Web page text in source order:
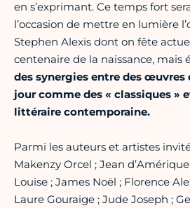
en s’exprimant. Ce temps fort
l’occasion de mettre en lumière
Stephen Alexis dont on fête
centenaire de la naissance, mais
des synergies entre des œuvres
jour comme des « classiques »
littéraire contemporaine.
Parmi les auteurs et artistes
Makenzy Orcel ; Jean
Louise ; James Noël ; Florence
Laure Gouraige ; Jude Joseph ;